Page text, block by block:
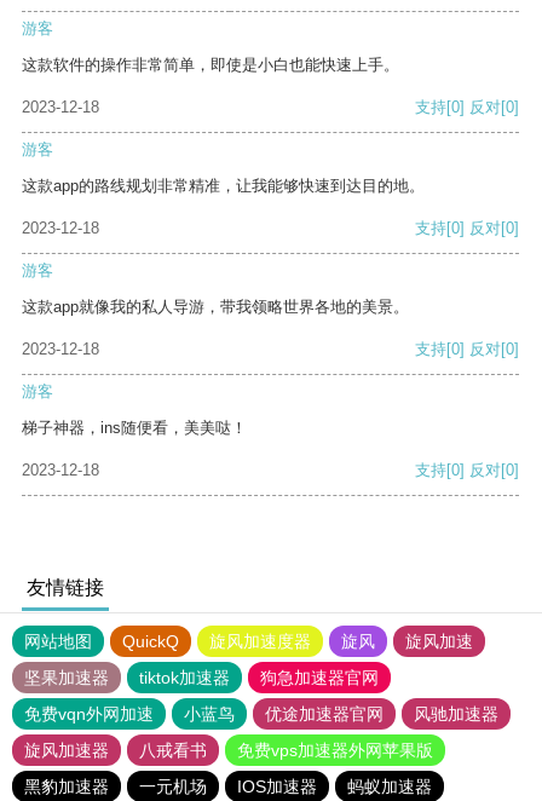
游客
这款软件的操作非常简单，即使是小白也能快速上手。
2023-12-18 支持[0] 反对[0]
游客
这款app的路线规划非常精准，让我能够快速到达目的地。
2023-12-18 支持[0] 反对[0]
游客
这款app就像我的私人导游，带我领略世界各地的美景。
2023-12-18 支持[0] 反对[0]
游客
梯子神器，ins随便看，美美哒！
2023-12-18 支持[0] 反对[0]
友情链接
网站地图 QuickQ 旋风加速度器 旋风
旋风加速
坚果加速器
tiktok加速器
狗急加速器官网
免费vqn外网加速
小蓝鸟 优途加速器官网
风驰加速器
旋风加速器
八戒看书
免费vps加速器外网苹果版
黑豹加速器
一元机场 IOS加速器 蚂蚁加速器